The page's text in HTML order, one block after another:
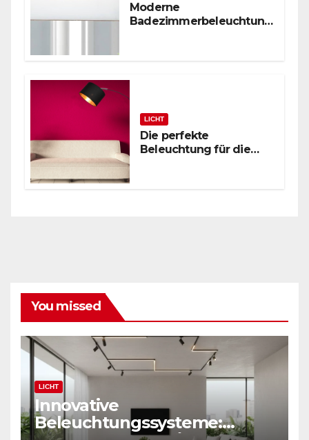
Moderne
Badezimmerbeleuchtung
LICHT
Die perfekte
Beleuchtung für die
You missed
LICHT
Innovative
Beleuchtungssysteme: